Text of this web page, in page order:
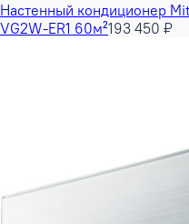
Настенный кондиционер
VG2W-ER1 60м²193 450 ₽